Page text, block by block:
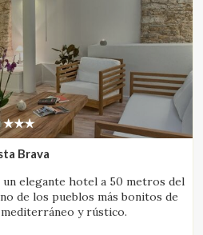
Brava
elegante hotel a 50 metros del
de los pueblos más bonitos de
y rústico.